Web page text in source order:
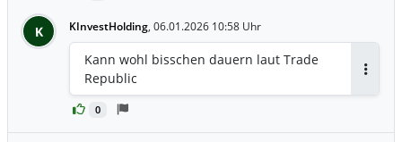
Universal-Themenparks (inklusive des
neuen Epic Universe), das hochmargige
Breitbandgeschäft (Xfinity) sowie die
Streaming-Plattform Peacock behält,
während Versant im Wesentlichen die
linearen TV-Sender wie USA Network,
K KInvestHolding, 06.01.2026 10:58 Uhr
0
Kann wohl bisschen dauern laut Trade
Republic